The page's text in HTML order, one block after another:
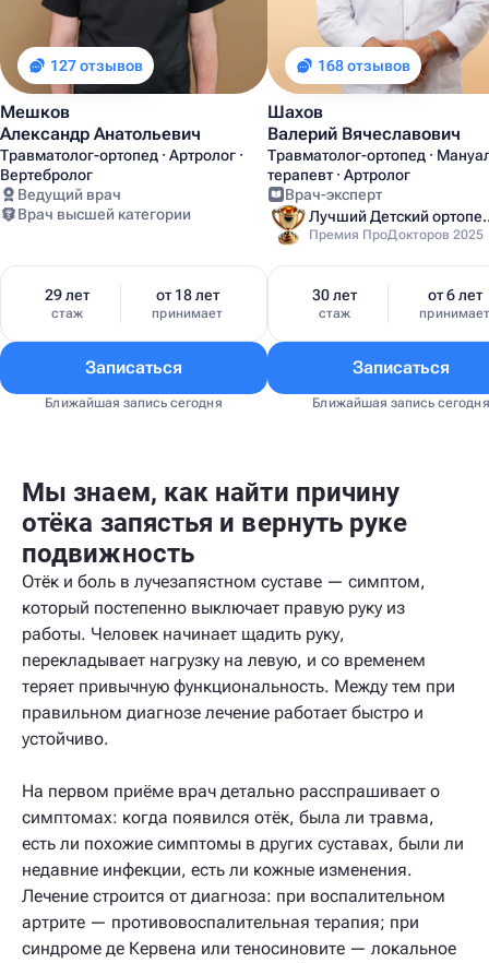
127 отзывов
Мешков
Александр Анатольевич
Травматолог-ортопед · Артролог ·
Вертебролог
Ведущий врач
Врач высшей категории
29 лет
стаж
от 18 лет
принимает
Записаться
Ближайшая запись сегодня
168 отзывов
Шахов
Валерий Вячеславович
Травматолог-ортопед ·
терапевт · Артролог
Врач-эксперт
Лучший
Премия ПроДокторов 2025
30 лет
стаж
от 6 лет
принимает
Записаться
Ближайшая запись сегодня
Мы знаем, как найти причину
отёка запястья и вернуть руке
подвижность
Отёк и боль в лучезапястном суставе — симптом,
который постепенно выключает правую руку из
работы. Человек начинает щадить руку,
перекладывает нагрузку на левую, и со временем
теряет привычную функциональность. Между тем при
правильном диагнозе лечение работает быстро и
устойчиво.
На первом приёме врач детально расспрашивает о
симптомах: когда появился отёк, была ли травма,
есть ли похожие симптомы в других суставах, были ли
недавние инфекции, есть ли кожные изменения.
Лечение строится от диагноза: при воспалительном
артрите — противовоспалительная терапия; при
синдроме де Кервена или теносиновите — локальное